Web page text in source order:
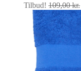
Tilbud! 109,00kr.